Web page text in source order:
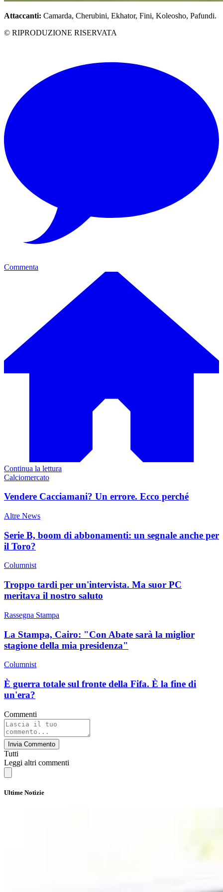
Attaccanti: Camarda, Cherubini, Ekhator, Fini, Koleosho, Pafundi.
© RIPRODUZIONE RISERVATA
Commenta
Continua la lettura
Calciomercato
Vendere Cacciamani? Un errore. Ecco perché
Altre News
Serie B, boom di abbonamenti: un segnale anche per
il Toro?
Columnist
Troppo tardi per un'intervista. Ma suor PC
meritava il nostro saluto
Rassegna Stampa
La Stampa, Cairo: "Con Abate sarà la miglior
stagione della mia presidenza"
Columnist
È guerra totale sul fronte della Fifa. È la fine di
un'era?
Commenti
Invia Commento
Tutti
Leggi altri commenti
Ultime Notizie